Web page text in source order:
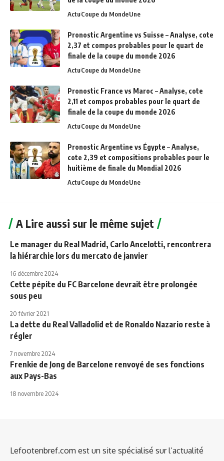
ActuCoupe du MondeUne
Pronostic Argentine vs Suisse – Analyse, cote
2,37 et compos probables pour le quart de
finale de la coupe du monde 2026
ActuCoupe du MondeUne
Pronostic France vs Maroc – Analyse, cote
2,11 et compos probables pour le quart de
finale de la coupe du monde 2026
ActuCoupe du MondeUne
Pronostic Argentine vs Égypte – Analyse,
cote 2,39 et compositions probables pour le
huitième de finale du Mondial 2026
ActuCoupe du MondeUne
A Lire aussi sur le même sujet
Le manager du Real Madrid, Carlo Ancelotti, rencontrera
la hiérarchie lors du mercato de janvier
16 décembre 2024
Cette pépite du FC Barcelone devrait être prolongée
sous peu
20 février 2021
La dette du Real Valladolid et de Ronaldo Nazario reste à
régler
7 novembre 2024
Frenkie de Jong de Barcelone renvoyé de ses fonctions
aux Pays-Bas
18 novembre 2024
Lefootenbref.com est un site spécialisé sur l’actualité